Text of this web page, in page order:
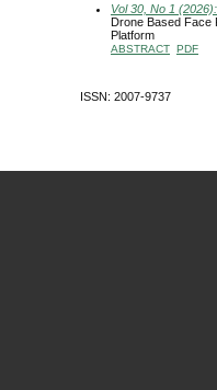
Vol 30, No 1
Drone Based Face
Platform
ABSTRACT PDF
ISSN: 2007-9737